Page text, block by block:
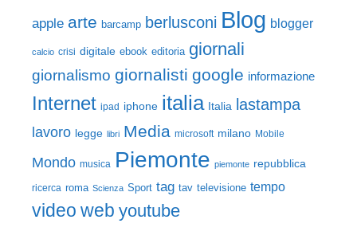
apple arte barcamp berlusconi Blog blogger
calcio crisi digitale ebook editoria giornali
giornalismo giornalisti google informazione
Internet ipad iphone italia Italia lastampa
lavoro legge libri Media microsoft milano Mobile
Mondo musica Piemonte piemonte repubblica
ricerca roma Scienza Sport tag tav televisione tempo
video web youtube